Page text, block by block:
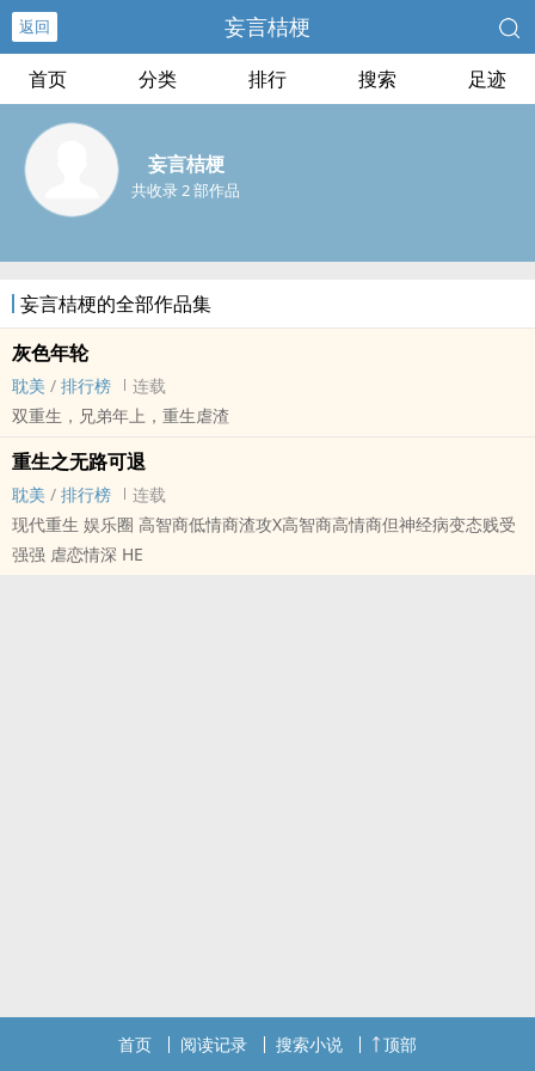
返回 妄言桔梗
首页 分类 排行 搜索 足迹
妄言桔梗
共收录 2 部作品
妄言桔梗的全部作品集
灰色年轮
耽美 / 排行榜
连载
双重生，兄弟年上，重生虐渣
重生之无路可退
耽美 / 排行榜
连载
现代重生 娱乐圈 高智商低情商渣攻X高智商高情商但神经病变态贱受
强强 虐恋情深 HE
首页 阅读记录 搜索小说 顶部